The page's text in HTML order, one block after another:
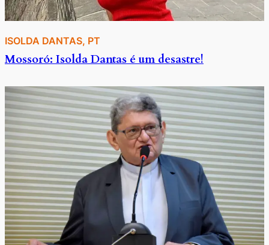
ISOLDA DANTAS, PT
Mossoró: Isolda Dantas é um desastre!